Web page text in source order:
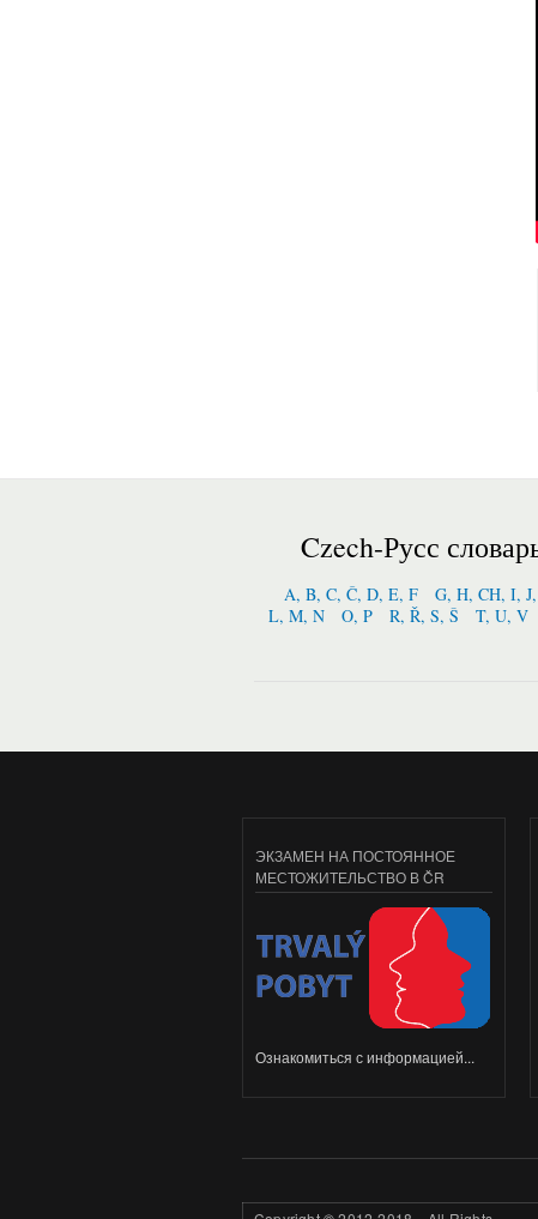
Czech-Русс
A, B, C, Č, D, E, F
G, H, CH, I,
L, M, N
O, P R, Ř, S, Š T, U, V
ЭКЗАМЕН НА ПОСТОЯННОЕ
МЕСТОЖИТЕЛЬСТВО В ČR
Ознакомиться с информацией...